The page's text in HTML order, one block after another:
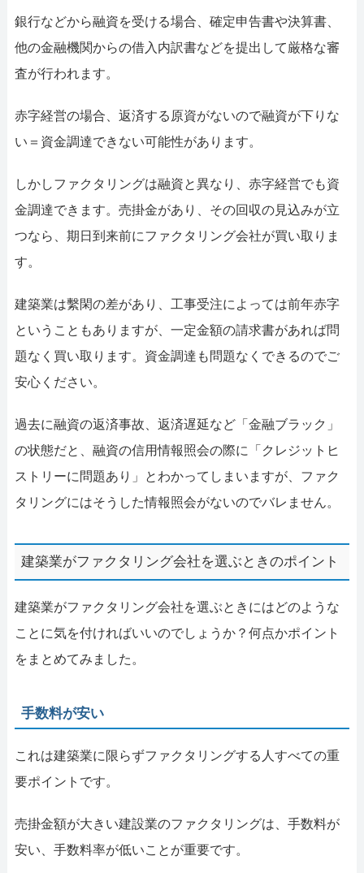
銀行などから融資を受ける場合、確定申告書や決算書、
他の金融機関からの借入内訳書などを提出して厳格な審
査が行われます。
赤字経営の場合、返済する原資がないので融資が下りな
い＝資金調達できない可能性があります。
しかしファクタリングは融資と異なり、赤字経営でも資
金調達できます。売掛金があり、その回収の見込みが立
つなら、期日到来前にファクタリング会社が買い取りま
す。
建築業は繫閑の差があり、工事受注によっては前年赤字
ということもありますが、一定金額の請求書があれば問
題なく買い取ります。資金調達も問題なくできるのでご
安心ください。
過去に融資の返済事故、返済遅延など「金融ブラック」
の状態だと、融資の信用情報照会の際に「クレジットヒ
ストリーに問題あり」とわかってしまいますが、ファク
タリングにはそうした情報照会がないのでバレません。
建築業がファクタリング会社を選ぶときのポイント
建築業がファクタリング会社を選ぶときにはどのような
ことに気を付ければいいのでしょうか？何点かポイント
をまとめてみました。
手数料が安い
これは建築業に限らずファクタリングする人すべての重
要ポイントです。
売掛金額が大きい建設業のファクタリングは、手数料が
安い、手数料率が低いことが重要です。